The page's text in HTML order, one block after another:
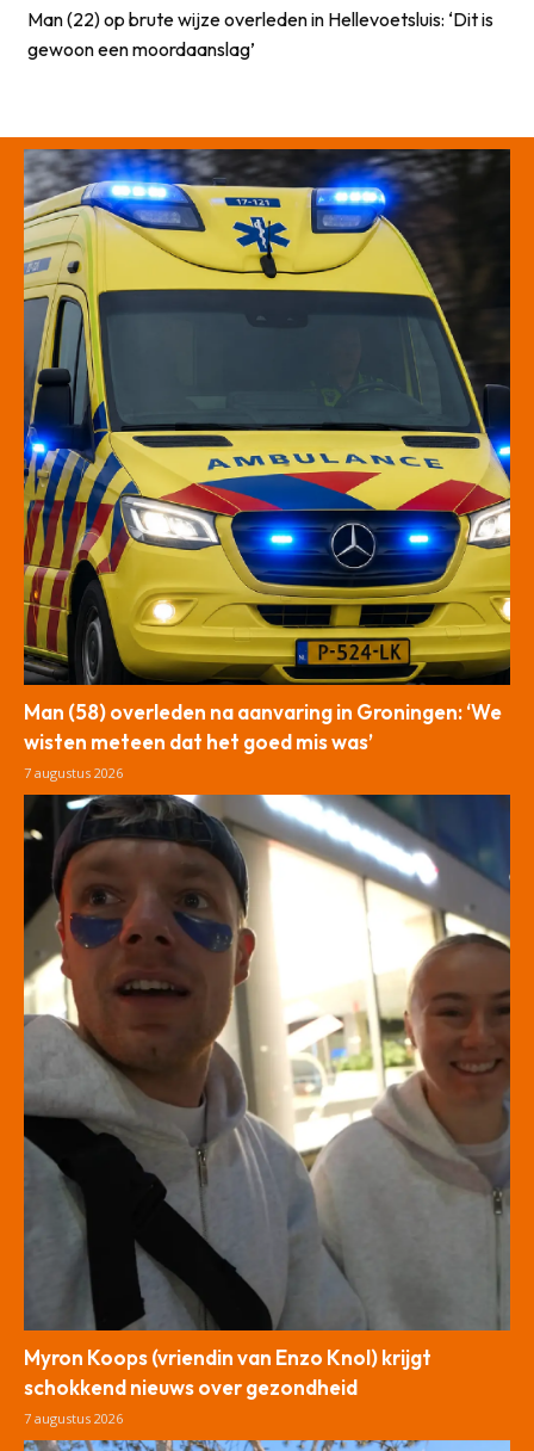
Man (22) op brute wijze overleden in Hellevoetsluis: ‘Dit is
gewoon een moordaanslag’
Man (58) overleden na aanvaring in Groningen: ‘We
wisten meteen dat het goed mis was’
7 augustus 2026
Myron Koops (vriendin van Enzo Knol) krijgt
schokkend nieuws over gezondheid
7 augustus 2026